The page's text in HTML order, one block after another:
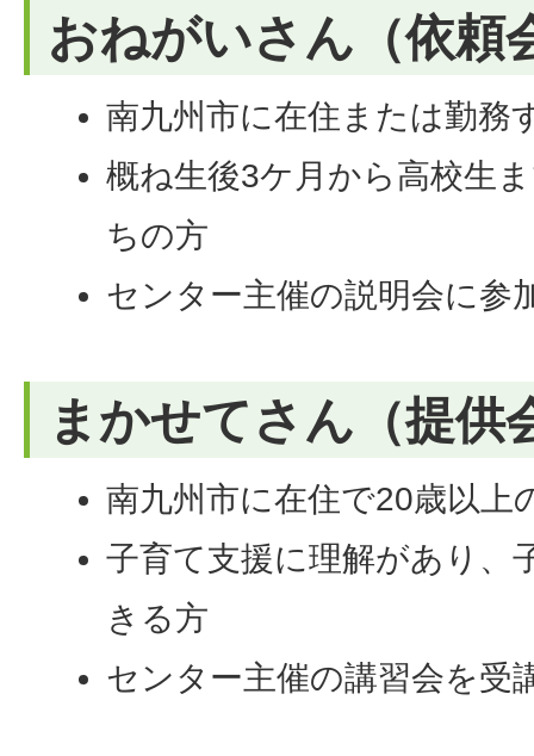
おねがいさん（依頼
南九州市に在住または勤務
概ね生後3ケ月から高校生
ちの方
センター主催の説明会に参
まかせてさん（提供
南九州市に在住で20歳以上
子育て支援に理解があり、
きる方
センター主催の講習会を受